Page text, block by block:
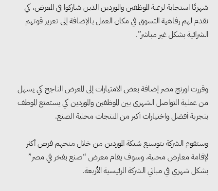
شهريًا استجابة لرغبة الموظفين والموردين الذين شاركوا في المعرض، كي
نقدم لهم رفاهية التسوق في مكان العمل بالإضافة إلى تعزيز قوتهم
الشرائية بشكل غير مباشر”.
وقررت اورنچ مصر إضافة بعض الامتيازات إلى المعرض الناجح كي يسهل
من عملية التواصل الشهري بين الموظفين والموردين كي يستمتع الموظف
بتجربة أفضل واختيارات أكبر من المنتجات محلية الصنع.
وستقوم الشركة بتوسيع شبكة الموردين من خلال منحهم فرص أكثر
لإقامة معارض محلية، وسوف يقام معرض “صنع بفخر في مصر”
بشكل شهري في مباني الشركة الرئيسية الأربعة.